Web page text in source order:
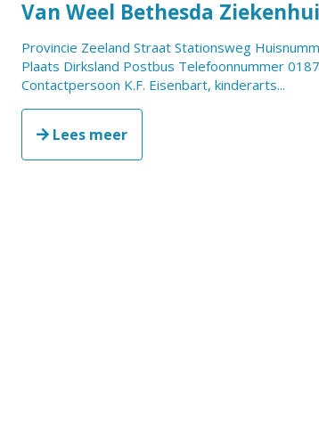
Van Weel Bethesda
Provincie Zeeland Straat Stationsweg
Plaats Dirksland Postbus Telefoonnummer
Contactpersoon K.F. Eisenbart, kinderarts...
Lees meer